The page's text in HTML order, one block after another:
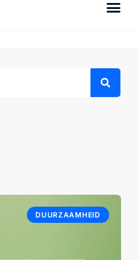
DUURZAAMHEID